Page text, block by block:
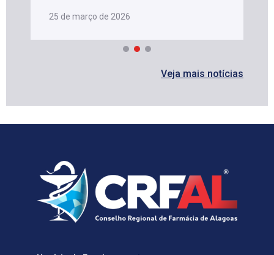
25 de março de 2026
Veja mais notícias